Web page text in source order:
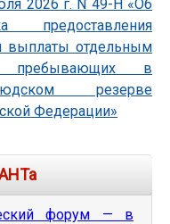
2026 г. N 49-Н «Об
предоставления
выплаты отдельным
пребывающих в
резерве
Федерации»
форум — в